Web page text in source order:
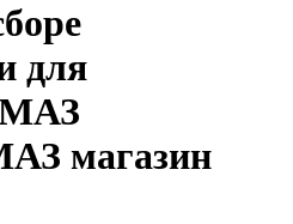
для
МАЗ
магазин